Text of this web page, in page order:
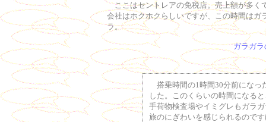
ここはセントレアの免税店。売上額が多く
会社はホクホクらしいですが、この時間はガ
ラ。
ガラガ
搭乗時間の1時間30分前になっ
した。このくらいの時間になる
手荷物検査場やイミグレもガラ
旅のにぎわいを感じられるので